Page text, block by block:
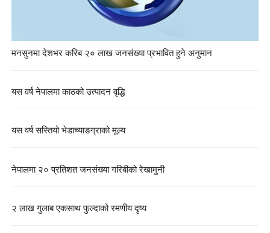
मनसुनमा देशभर करिब २० लाख जनसंख्या प्रभावित हुने अनुमान
यस वर्ष नेपालमा काठको उत्पादन वृद्धि
यस वर्ष सस्तियो भेडाच्याङग्राको मूल्य
नेपालमा २० प्रतिशत जनसंख्या गरिबीको रेखामुनी
२ लाख गुलाब एकसाथ फुल्दाको रमणीय दृष्य